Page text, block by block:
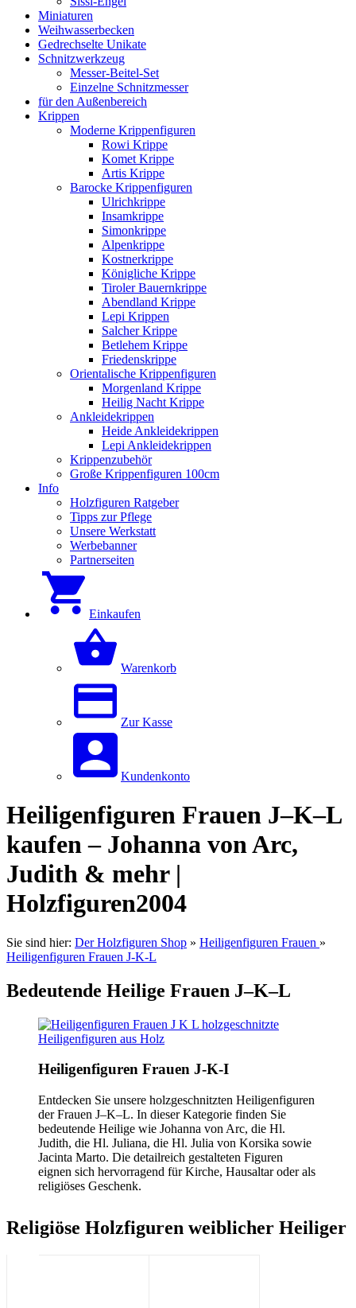
Miniaturen
Weihwasserbecken
Gedrechselte Unikate
Schnitzwerkzeug
Messer-Beitel-Set
Einzelne Schnitzmesser
für den Außenbereich
Krippen
Moderne Krippenfiguren
Rowi Krippe
Komet Krippe
Artis Krippe
Barocke Krippenfiguren
Ulrichkrippe
Insamkrippe
Simonkrippe
Alpenkrippe
Kostnerkrippe
Königliche Krippe
Tiroler Bauernkrippe
Abendland Krippe
Lepi Krippen
Salcher Krippe
Betlehem Krippe
Friedenskrippe
Orientalische Krippenfiguren
Morgenland Krippe
Heilig Nacht Krippe
Ankleidekrippen
Heide Ankleidekrippen
Lepi Ankleidekrippen
Krippenzubehör
Große Krippenfiguren 100cm
Info
Holzfiguren Ratgeber
Tipps zur Pflege
Unsere Werkstatt
Werbebanner
Partnerseiten
Einkaufen
Warenkorb
Zur Kasse
Kundenkonto
Heiligenfiguren Frauen J–K–L
kaufen – Johanna von Arc,
Judith & mehr |
Holzfiguren2004
Sie sind hier: Der Holzfiguren Shop » Heiligenfiguren Frauen »
Heiligenfiguren Frauen J-K-L
Bedeutende Heilige Frauen J–K–L
Heiligenfiguren Frauen J-K-I
Entdecken Sie unsere holzgeschnitzten Heiligenfiguren
der Frauen J–K–L. In dieser Kategorie finden Sie
bedeutende Heilige wie Johanna von Arc, die Hl.
Judith, die Hl. Juliana, die Hl. Julia von Korsika sowie
Jacinta Marto. Die detailreich gestalteten Figuren
eignen sich hervorragend für Kirche, Hausaltar oder als
religiöses Geschenk.
Religiöse Holzfiguren weiblicher Heiliger